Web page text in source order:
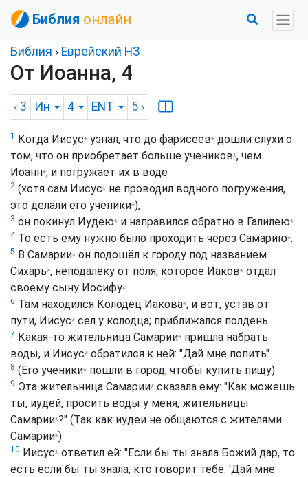
Библия онлайн
Библия › Еврейский НЗ
От Иоанна, 4
‹ 3 Ин 4 ENT 5 ›
1 Когда Иисус* узнал, что до фарисеев* дошли слухи о
том, что он приобретает больше учеников*, чем
Иоанн*, и погружает их в воде
2 (хотя сам Иисус* не проводил водного погружения,
это делали его ученики*),
3 он покинул Иудею* и направился обратно в Галилею*.
4То есть ему нужно было проходить через Самарию*.
5 В Самарии* он подошёл к городу под названием
Сихарь*, неподалёку от поля, которое Иаков* отдал
своему сыну Иосифу*.
6 Там находился Колодец Иакова*; и вот, устав от
пути, Иисус* сел у колодца; приближался полдень.
7 Какая-то жительница Самарии* пришла набрать
воды, и Иисус* обратился к ней: "Дай мне попить".
8 (Его ученики* пошли в город, чтобы купить пищу)
9 Эта жительница Самарии* сказала ему: "Как можешь
ты, иудей, просить воды у меня, жительницы
Самарии*?" (Так как иудеи не общаются с жителями
Самарии*)
10 Иисус* ответил ей: "Если бы ты знала Божий дар, то
есть если бы ты знала, кто говорит тебе: 'Дай мне